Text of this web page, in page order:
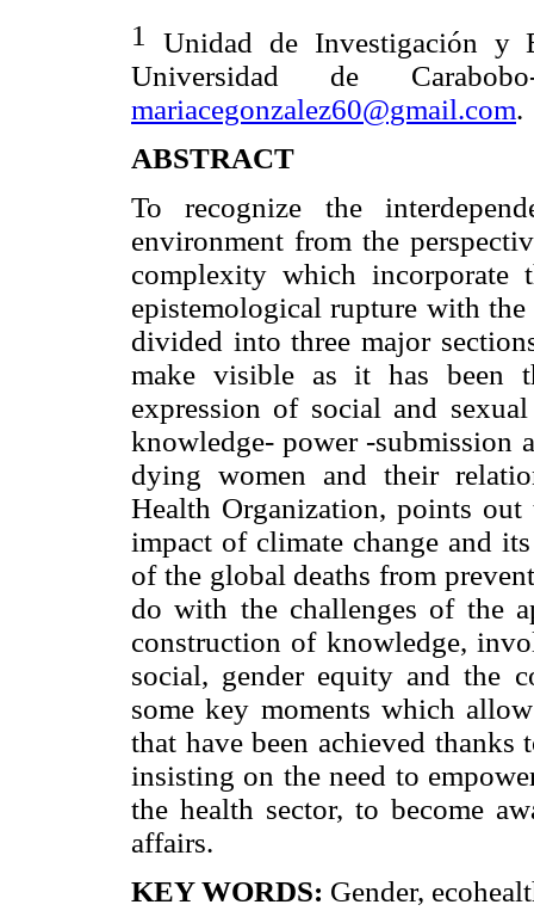
1
Unidad de Investigación y
Universidad de
mariacegonzalez60@gmail.com.
ABSTRACT
To recognize the
environment from the
complexity which incorporate
epistemological rupture with
divided into three major
make visible as it has been
expression of social and
knowledge- power -
dying women and their
Health Organization, points
impact of climate change and
of the global deaths from
do with the challenges of the
construction of knowledge,
social, gender equity and the
some key moments which
that have been achieved
insisting on the need to
the health sector, to become
affairs.
KEY WORDS: Gender,